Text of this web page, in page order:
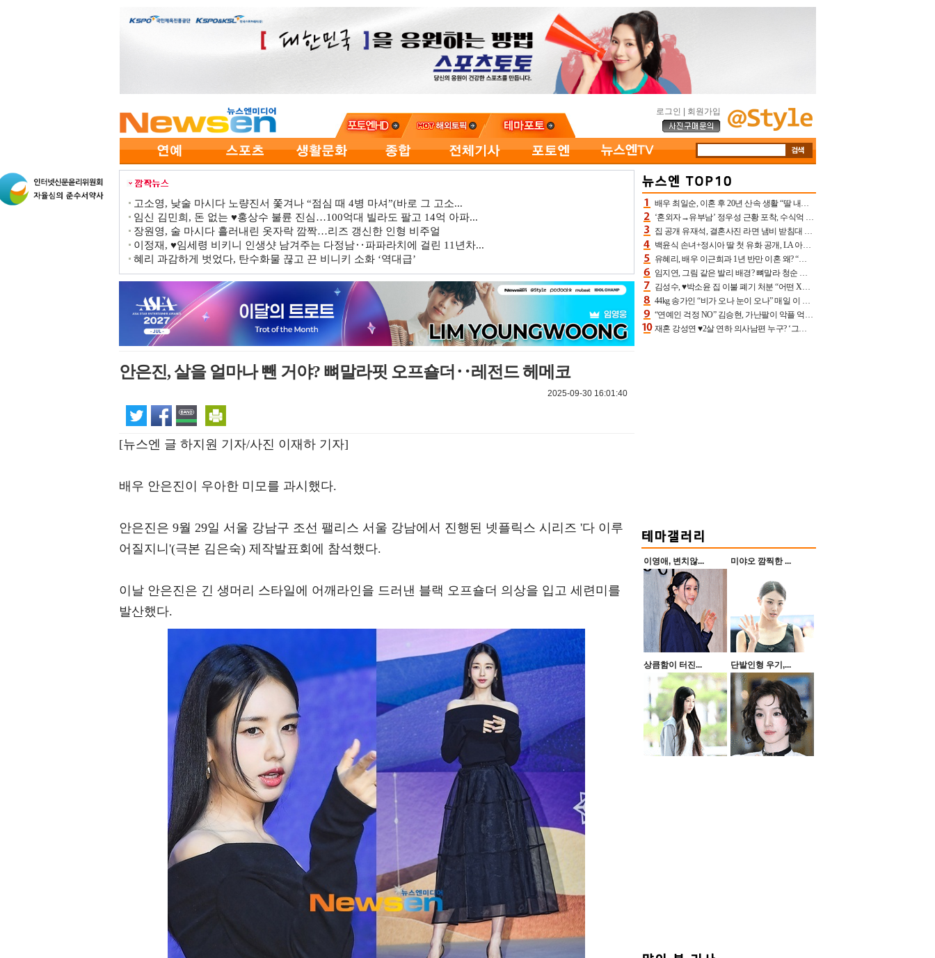
로그인 회원가입
고소영, 낮술 마시다 노량진서 쫓겨나 “점심 때 4병 마셔”(바로 그 고소...
임신 김민희, 돈 없는 ♥홍상수 불륜 진심…100억대 빌라도 팔고 14억 아파...
장원영, 술 마시다 흘러내린 옷자락 깜짝…리즈 갱신한 인형 비주얼
이정재, ♥임세령 비키니 인생샷 남겨주는 다정남‥파파라치에 걸린 11년차...
혜리 과감하게 벗었다, 탄수화물 끊고 끈 비니키 소화 ‘역대급’
안은진, 살을 얼마나 뺀 거야? 뼈말라핏 오프숄더‥레전드 헤메코
2025-09-30 16:01:40
[뉴스엔 글 하지원 기자/사진 이재하 기자]
배우 안은진이 우아한 미모를 과시했다.
안은진은 9월 29일 서울 강남구 조선 팰리스 서울 강남에서 진행된 넷플릭스 시리즈 '다 이루
어질지니'(극본 김은숙) 제작발표회에 참석했다.
이날 안은진은 긴 생머리 스타일에 어깨라인을 드러낸 블랙 오프숄더 의상을 입고 세련미를
발산했다.
배우 최일순, 이혼 후 20년 산속 생활 “딸 내가 버렸다고 원망‥맘 아파”(특종)[어제TV]
‘혼외자→유부남’ 정우성 근황 포착, 수식억 해킹 피해 후배 만났다 “존경하는”
집 공개 유재석, 결혼사진 라면 냄비 받침대 되고 분노‥가족사진도 피해(놀뭐)[어제TV]
백윤식 손녀+정시아 딸 첫 유화 공개, LA 아트쇼→서울국제조각페스타 작가다운 수준급 실력
유혜리, 배우 이근희과 1년 반만 이혼 왜? “식칼 꽂고 의자 던져” 충격 폭로(특종)[어제TV]
임지연, 그림 같은 발리 배경? 뼈말라 청순 비키니 핏에 상대 안 되네
김성수, ♥박소윤 집 이불 폐기 처분 “어떤 X이랑 썼을지 몰라” 질투(신랑수업2)[어제TV]
44kg 송가인 “비가 오나 눈이 오나” 매일 이 운동, 허벅지 근육량 상승+체지방 감소
“연예인 걱정 NO” 김승현, 가난팔이 악플 억울할만‥아내+딸과 日 여행
재혼 강성연 ♥2살 연하 의사남편 누구? ‘그알’ 자문의에 훈남 비주얼 초엘리트 스펙 [종합]
이영애, 변치않... 미야오 깜찍한 ...
상큼함이 터진... 단발인형 우기,...